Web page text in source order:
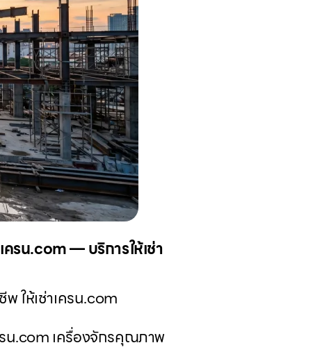
ครน.com — บริการให้เช่า
ให้เช่าเครน.com
รน.com เครื่องจักรคุณภาพ